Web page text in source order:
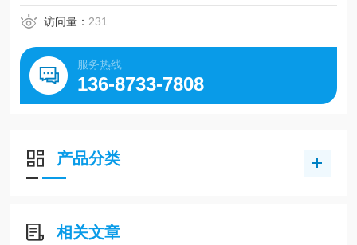
访问量： 231
服务热线
136-8733-7808
产品分类
相关文章